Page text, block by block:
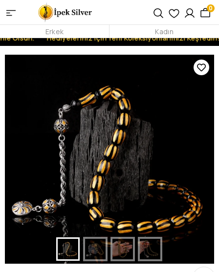
Olsun. Hediyeleriniz İçin Yeni Koleksiyonlarımızı Keşfedin!
0
Erkek Kadın